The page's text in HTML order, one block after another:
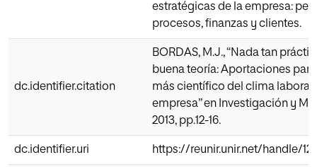
estratégicas de la empresa:
procesos, finanzas y clientes.
dc.identifier.citation
BORDAS, M.J., “Nada tan
buena teoría: Aportaciones
más científico del clima laboral
empresa” en Investigación y
2013, pp.12-16.
dc.identifier.uri https://reunir.unir.net/handle/